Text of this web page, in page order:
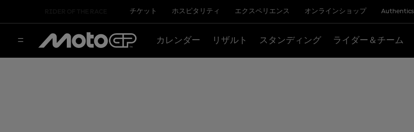
チケット ホスピタリティ エクスペリエンス オンラインショップ Authentics
カレンダー リザルト スタンディング ライダー＆チーム